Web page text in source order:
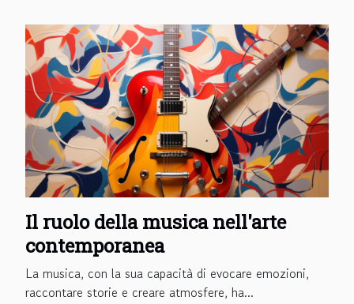
Il ruolo della musica nell'arte
contemporanea
La musica, con la sua capacità di evocare emozioni,
raccontare storie e creare atmosfere, ha...